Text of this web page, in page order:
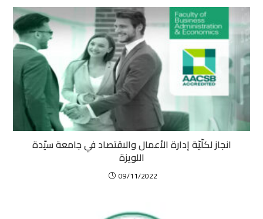
انجاز لكلّيّة إدارة الأعمال والاقتصاد في جامعة سيّدة
اللويزة
09/11/2022